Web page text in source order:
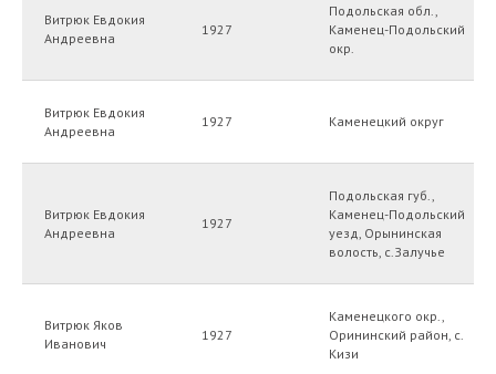
Витрюк Евдокия
Андреевна
1927
Подольская обл.,
Каменец-Подольский
окр.
Витрюк Евдокия
Андреевна
1927 Каменецкий округ
Витрюк Евдокия
Андреевна
1927
Подольская губ.,
Каменец-Подольский
уезд, Орынинская
волость, с.Залучье
Витрюк Яков
Иванович
1927
Каменецкого окр.,
Орининский район, с.
Кизи